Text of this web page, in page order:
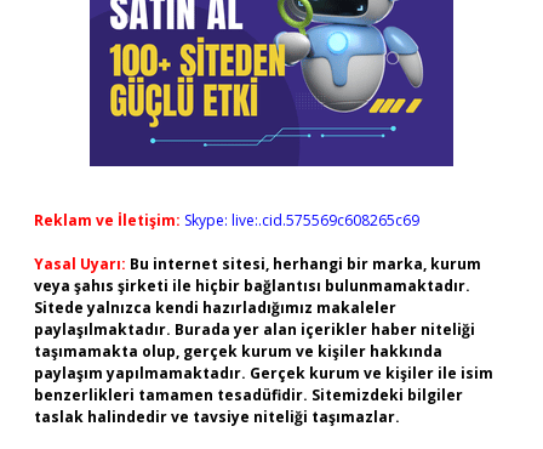
Reklam ve İletişim: Skype: live:.cid.575569c608265c69
Yasal Uyarı: Bu internet sitesi, herhangi bir marka, kurum
veya şahıs şirketi ile hiçbir bağlantısı bulunmamaktadır.
Sitede yalnızca kendi hazırladığımız makaleler
paylaşılmaktadır. Burada yer alan içerikler haber niteliği
taşımamakta olup, gerçek kurum ve kişiler hakkında
paylaşım yapılmamaktadır. Gerçek kurum ve kişiler ile isim
benzerlikleri tamamen tesadüfidir. Sitemizdeki bilgiler
taslak halindedir ve tavsiye niteliği taşımazlar.